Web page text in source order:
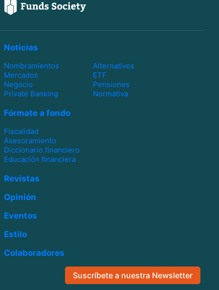
Noticias
Nombramientos
Alternativos
Mercados
ETF
Negocio
Pensiones
Private Banking
Normativa
Fórmate a fondo
Fiscalidad
Asesoramiento
Diccionario financiero
Educación financiera
Revistas
Opinión
Eventos
Estilo
Colaboradores
Suscríbete a nuestra Newsletter